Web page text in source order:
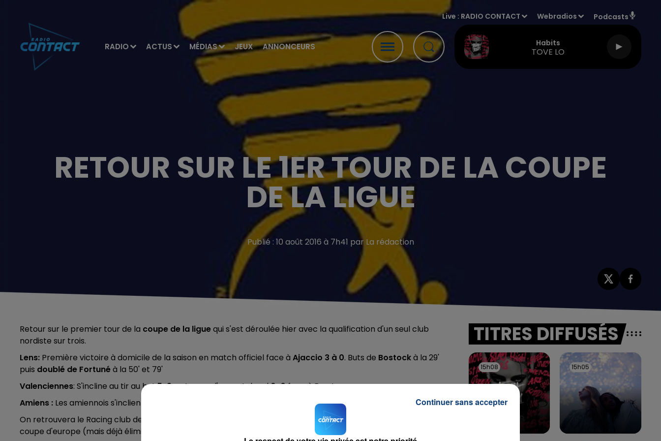
RADIO ACTUS MÉDIAS JEUX ANNONCEURS
Live : RADIO CONTACT Webradios Podcasts
Habits
TOVE LO
RETOUR SUR LE 1ER TOUR DE LA COUPE
DE LA LIGUE
Publié : 10 août 2016 à 7h41 par La rédaction
Retour sur le premier tour de la coupe de la liguequi s'est déroulée hier avec la qualification d'un seul club
nordiste sur trois.
Lens: Première victoire à domicile de la saison en match officiel face à Ajaccio 3 à 0. Buts de Bostockà la 29'
puis doublé de Fortunéà la 50' et 79'
Valenciennes: S'incline au tir au but5-3au terme d'un match nul0-0face à Brest
Amiens : Les amiennois s'inclient face à Clermont 2-1 avec un but à la dernière minute de
On retrouvera le Racing club de Lens au second tour, ils affronteront Paris FC. Quant aux
coupe d'europe (mais déjà éliminés), ils rentreront directement en
8ème de finale.
TITRES DIFFUSÉS
15h08
15h08 15h05
15h05
Continuer sans accepter